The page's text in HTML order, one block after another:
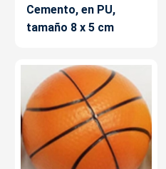
Cemento, en PU,
tamaño 8 x 5 cm